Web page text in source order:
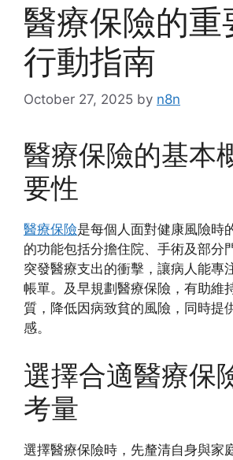
醫療保險的重
行動指南
October 27, 2025 by n8n
醫療保險的基本
要性
醫療保險是每個人面對健康風險時
的功能包括分擔住院、手術及部分
突發醫療支出的衝擊，讓病人能專
帳單。及早規劃醫療保險，有助維
質，降低因病致貧的風險，同時提
感。
選擇合適醫療保
考量
選擇醫療保險時，先釐清自身與家